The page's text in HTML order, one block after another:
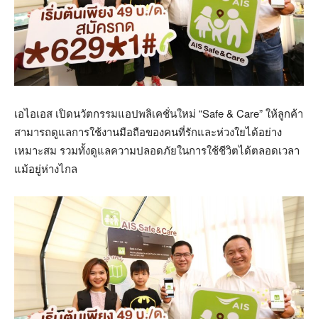
เอไอเอส เปิดนวัตกรรมแอปพลิเคชั่นใหม่ “Safe & Care” ให้ลูกค้า
สามารถดูแลการใช้งานมือถือของคนที่รักและห่วงใยได้อย่าง
เหมาะสม รวมทั้งดูแลความปลอดภัยในการใช้ชีวิตได้ตลอดเวลา
แม้อยู่ห่างไกล